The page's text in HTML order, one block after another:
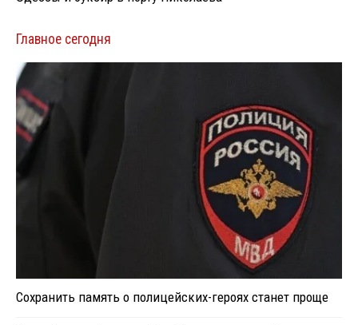
Главное сегодня
Сохранить память о полицейских-героях станет проще